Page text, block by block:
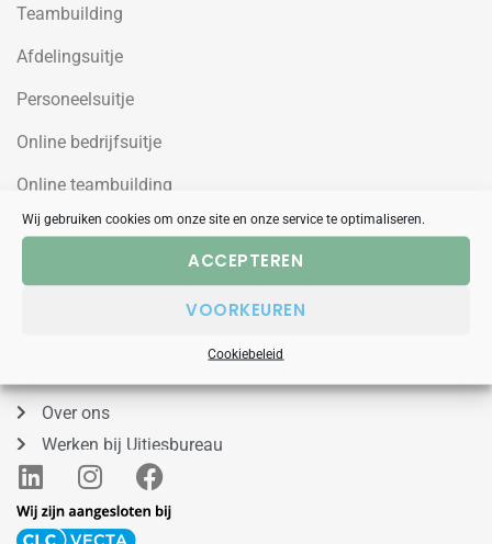
Wij gebruiken cookies om onze site en onze service te optimaliseren.
ACCEPTEREN
VOORKEUREN
Cookiebeleid
Teambuilding
Afdelingsuitje
Personeelsuitje
Online bedrijfsuitje
Online teambuilding
Over ons
Werken bij Uitjesbureau
L
i
n
I
n
s
F
a